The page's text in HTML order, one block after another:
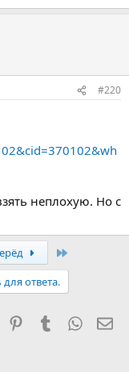
#220
неплохую. Но с
ответа.
PinterestTumblr